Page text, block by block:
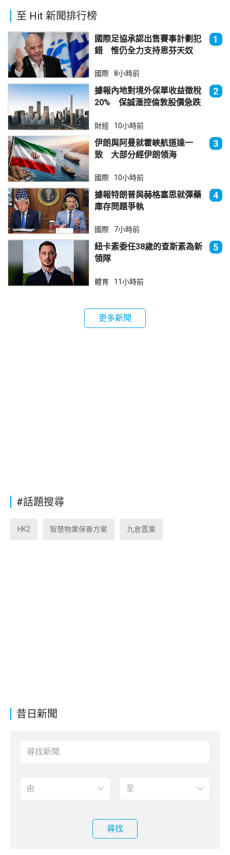
昔日新聞
尋找
至 Hit 新聞排行榜
國際足協承認出售賽事計劃犯
錯 惟仍全力支持恩芬天奴
1
國際 8小時前
據報內地對境外保單收益徵稅
20% 保誠滙控倫敦股價急跌
2
財經 10小時前
伊朗與阿曼就霍峽航道達一
致 大部分經伊朗領海
3
國際 10小時前
據報特朗普與赫格塞思就彈藥
庫存問題爭執
4
國際 7小時前
紐卡素委任38歲的查斯素為新
領隊
5
體育 11小時前
更多新聞
#話題搜尋
HK2 智慧物業保養方案 九倉置業